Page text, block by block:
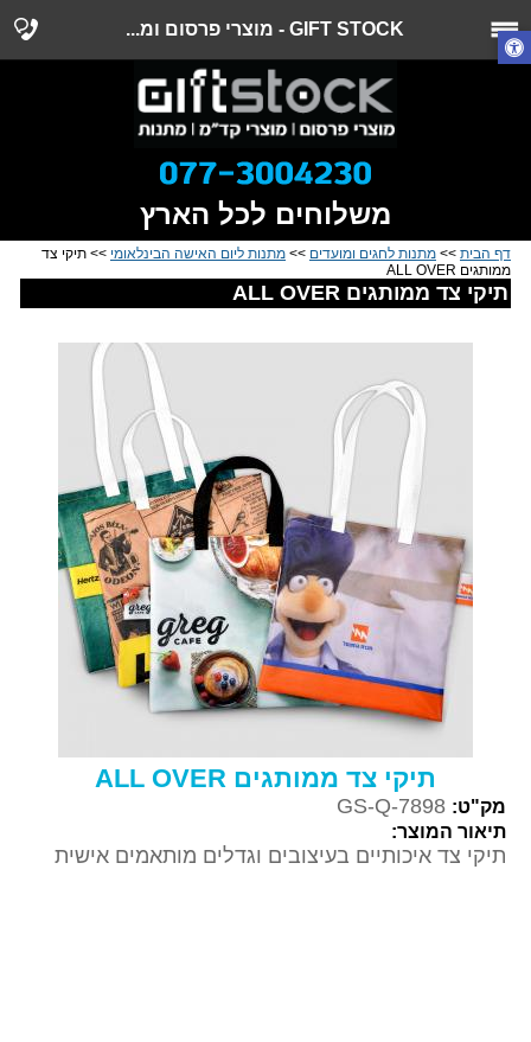
GIFT STOCK - מוצרי פרסום ומ...
משלוחים לכל הארץ
דף הבית >> מתנות לחגים ומועדים >> מתנות ליום האישה הבינלאומי >> תיקי צד
ממותגים ALL OVER
תיקי צד ממותגים ALL OVER
תיקי צד ממותגים ALL OVER
מק"ט: GS-Q-7898
תיאור המוצר:
תיקי צד איכותיים בעיצובים וגדלים מותאמים אישית